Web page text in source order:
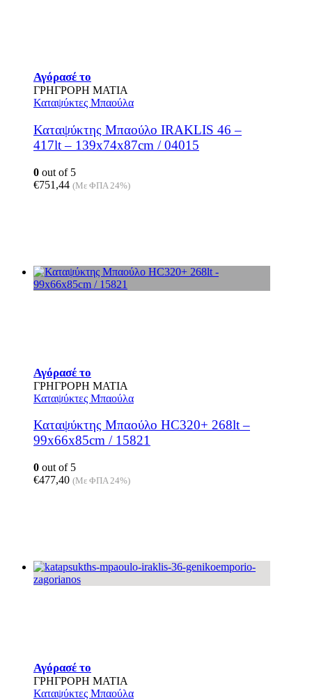
Αγόρασέ το
ΓΡΗΓΡΟΡΗ ΜΑΤΙΑ
Καταψύκτες Μπαούλα
Καταψύκτης Μπαούλο IRAKLIS 46 –
417lt – 139x74x87cm / 04015
0 out of 5
€751,44 (Με ΦΠΑ 24%)
Αγόρασέ το
ΓΡΗΓΡΟΡΗ ΜΑΤΙΑ
Καταψύκτες Μπαούλα
Καταψύκτης Μπαούλο HC320+ 268lt –
99x66x85cm / 15821
0 out of 5
€477,40 (Με ΦΠΑ 24%)
Αγόρασέ το
ΓΡΗΓΡΟΡΗ ΜΑΤΙΑ
Καταψύκτες Μπαούλα